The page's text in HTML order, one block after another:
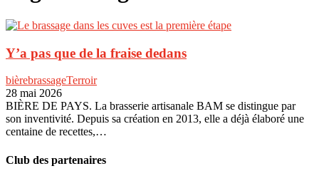
Y’a pas que de la fraise dedans
bièrebrassageTerroir
28 mai 2026
BIÈRE DE PAYS. La brasserie artisanale BAM se distingue par
son inventivité. Depuis sa création en 2013, elle a déjà élaboré une
centaine de recettes,…
Club des partenaires